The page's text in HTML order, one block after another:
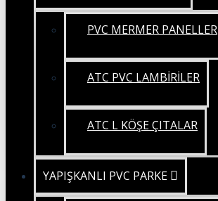
PVC MERMER PANELLER
ATC PVC LAMBİRİLER
ATC L KÖŞE ÇITALAR
YAPIŞKANLI PVC PARKE